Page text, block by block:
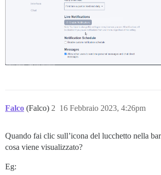
Falco (Falco) 16 Febbraio 2023, 4:26pm
2
Quando fai clic sull’icona del lucchetto nella
cosa viene visualizzato?
Eg: